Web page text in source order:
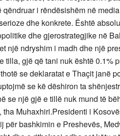
i rëndësishëm në
dhe konkrete. Është
dhe gjerostrategjike në
një ndryshim i madh dhe një
tilla, gjë që tani nuk është 0.1%
se deklaratat e Thaçit janë
se kë dëshiron ta
se një gjë e tillë nuk mund të
tha Muhaxhiri.Presidenti i
për bashkimin e Preshevës,